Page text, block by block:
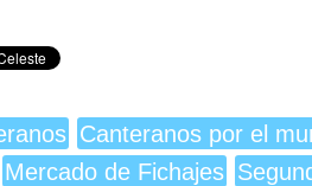
Canteranos por el
Mercado de Fichajes